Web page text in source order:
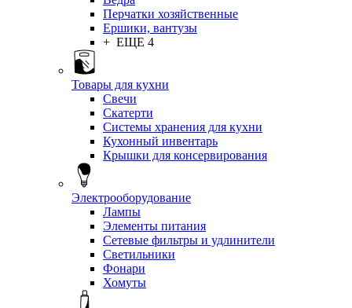
Перчатки хозяйственные
Ершики, вантузы
+ ЕЩЕ 4
Товары для кухни
Свечи
Скатерти
Системы хранения для кухни
Кухонный инвентарь
Крышки для консервирования
Электрооборудование
Лампы
Элементы питания
Сетевые фильтры и удлинители
Светильники
Фонари
Хомуты